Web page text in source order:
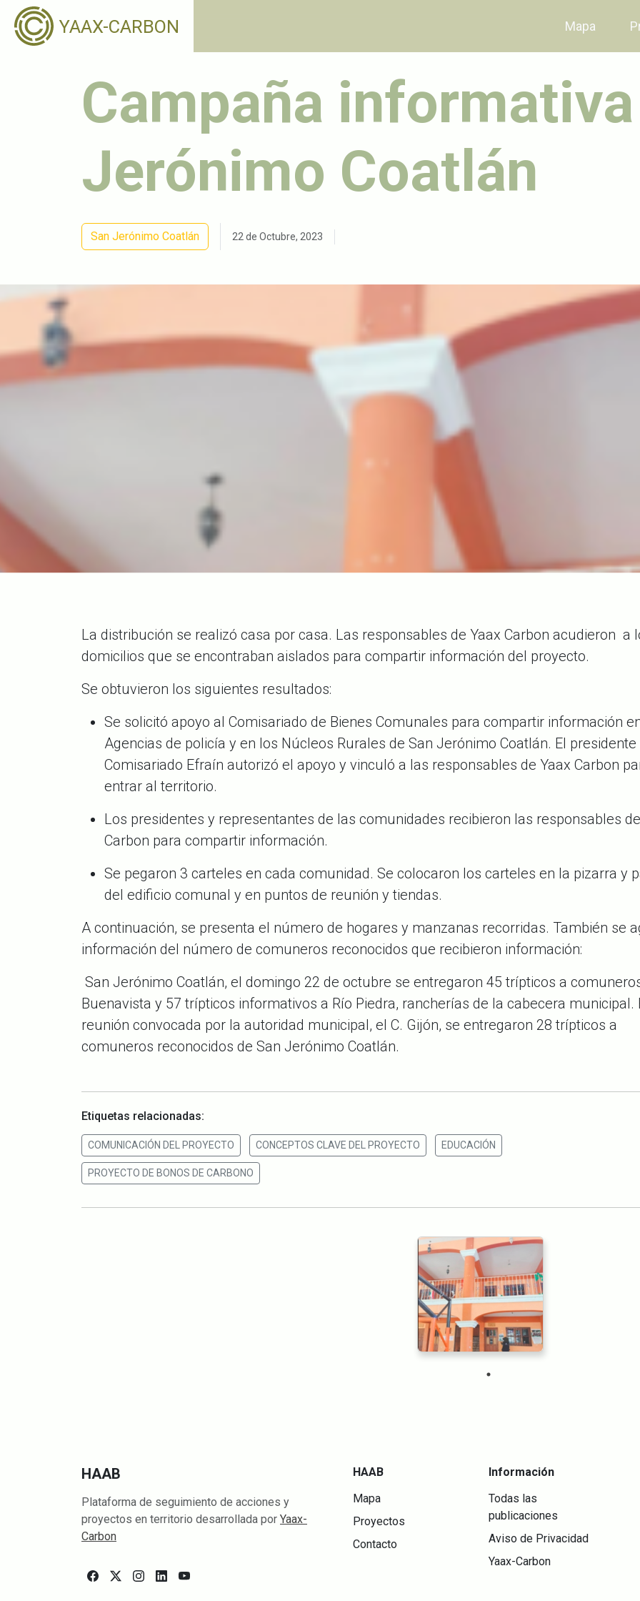
YAAX-CARBON Mapa
Campaña
Jerónimo Coatlán
San Jerónimo Coatlán 22 de Octubre, 2023
La distribución se realizó casa por casa. Las responsables de Yaax Carbon acudieron a
domicilios que se encontraban aislados para compartir información del proyecto.
Se obtuvieron los siguientes resultados:
Se solicitó apoyo al Comisariado de Bienes Comunales para compartir información
Agencias de policía y en los Núcleos Rurales de San Jerónimo Coatlán. El presidente
Comisariado Efraín autorizó el apoyo y vinculó a las responsables de Yaax Carbon
entrar al territorio.
Los presidentes y representantes de las comunidades recibieron las responsables de
Carbon para compartir información.
Se pegaron 3 carteles en cada comunidad. Se colocaron los carteles en la pizarra y
del edificio comunal y en puntos de reunión y tiendas.
A continuación, se presenta el número de hogares y manzanas recorridas. También se
información del número de comuneros reconocidos que recibieron información:
San Jerónimo Coatlán, el domingo 22 de octubre se entregaron 45trípticos a
Buenavista y 57trípticos informativos a Río Piedra, rancherías de la cabecera municipal.
reunión convocada por la autoridad municipal, el C. Gijón, se entregaron 28 trípticos a
comuneros reconocidos de San Jerónimo Coatlán.
Etiquetas relacionadas:
COMUNICACIÓN DEL PROYECTO CONCEPTOS CLAVE DEL PROYECTO EDUCACIÓN
PROYECTO DE BONOS DE CARBONO
HAAB
Plataforma de seguimiento de acciones y
proyectos en territorio desarrollada por Yaax-
Carbon
HAAB
Mapa
Proyectos
Contacto
Información
Todas las
publicaciones
Aviso de Privacidad
Yaax-Carbon